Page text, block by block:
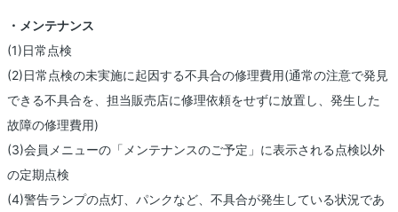
・メンテナンス
(1)日常点検
(2)日常点検の未実施に起因する不具合の修理費用(通常の注意で発見
できる不具合を、担当販売店に修理依頼をせずに放置し、発生した
故障の修理費用)
(3)会員メニューの「メンテナンスのご予定」に表示される点検以外
の定期点検
(4)警告ランプの点灯、パンクなど、不具合が発生している状況であ